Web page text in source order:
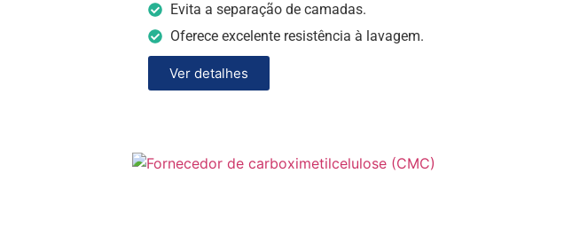
Evita a separação de camadas.
Oferece excelente resistência à lavagem.
Ver detalhes